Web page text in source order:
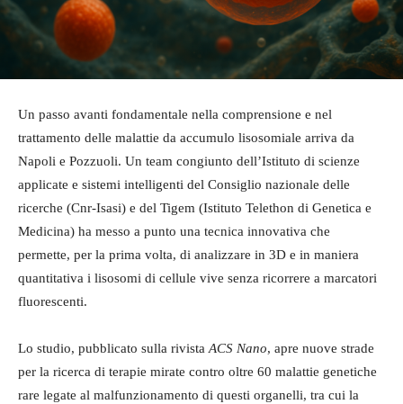
Un passo avanti fondamentale nella comprensione e nel
trattamento delle malattie da accumulo lisosomiale arriva da
Napoli e Pozzuoli. Un team congiunto dell’Istituto di scienze
applicate e sistemi intelligenti del Consiglio nazionale delle
ricerche (Cnr-Isasi) e del Tigem (Istituto Telethon di Genetica e
Medicina) ha messo a punto una tecnica innovativa che
permette, per la prima volta, di analizzare in 3D e in maniera
quantitativa i lisosomi di cellule vive senza ricorrere a marcatori
fluorescenti.
Lo studio, pubblicato sulla rivista ACS Nano, apre nuove strade
per la ricerca di terapie mirate contro oltre 60 malattie genetiche
rare legate al malfunzionamento di questi organelli, tra cui la